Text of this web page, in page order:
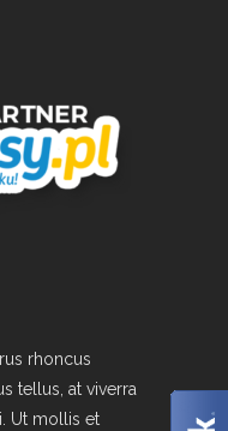
rhoncus
tellus, at viverra
Ut mollis et